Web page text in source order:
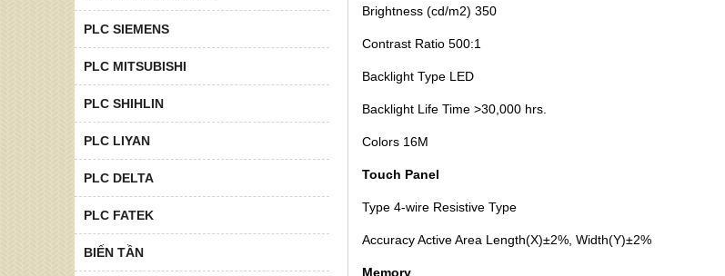
PLC SIEMENS
PLC MITSUBISHI
PLC SHIHLIN
PLC LIYAN
PLC DELTA
PLC FATEK
BIẾN TẦN
Brightness (cd/m2) 350
Contrast Ratio 500:1
Backlight Type LED
Backlight Life Time >30,000 hrs.
Colors 16M
Touch Panel
Type 4-wire Resistive Type
Accuracy Active Area Length(X)±2%, Width(Y)±2%
Memory